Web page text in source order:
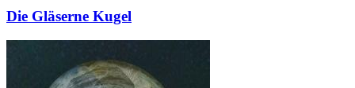
Die Gläserne Kugel